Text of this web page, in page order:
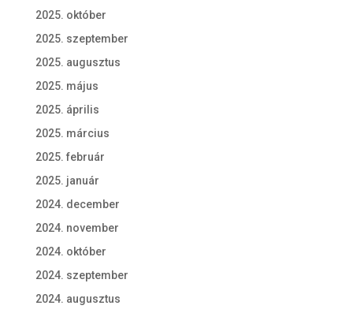
2025. október
2025. szeptember
2025. augusztus
2025. május
2025. április
2025. március
2025. február
2025. január
2024. december
2024. november
2024. október
2024. szeptember
2024. augusztus